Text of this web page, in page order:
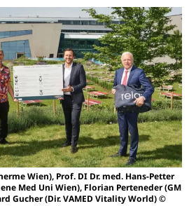
Wien), Prof. DI Dr. med. Hans-Petter
Med Uni Wien), Florian Perteneder (GM
Gucher (Dir. VAMED Vitality World) ©